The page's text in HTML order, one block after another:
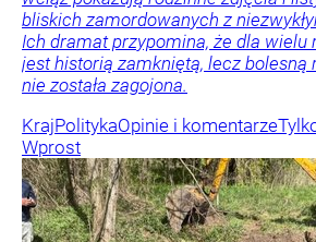
bliskich zamordowanych z
Ich dramat przypomina, że dla wielu
jest historią zamkniętą, lecz bolesną
nie została zagojona.
KrajPolitykaOpinie i komentarze
Wprost